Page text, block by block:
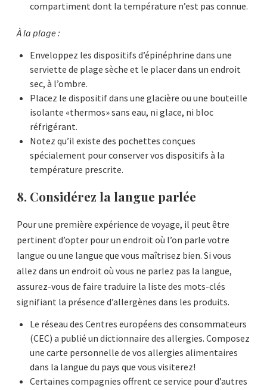
compartiment dont la température n’est pas connue.
À la plage :
Enveloppez les dispositifs d’épinéphrine dans une
serviette de plage sèche et le placer dans un endroit
sec, à l’ombre.
Placez le dispositif dans une glacière ou une bouteille
isolante «thermos» sans eau, ni glace, ni bloc
réfrigérant.
Notez qu’il existe des pochettes conçues
spécialement pour conserver vos dispositifs à la
température prescrite.
8. Considérez la langue parlée
Pour une première expérience de voyage, il peut être
pertinent d’opter pour un endroit où l’on parle votre
langue ou une langue que vous maîtrisez bien. Si vous
allez dans un endroit où vous ne parlez pas la langue,
assurez-vous de faire traduire la liste des mots-clés
signifiant la présence d’allergènes dans les produits.
Le réseau des Centres européens des consommateurs
(CEC) a publié un dictionnaire des allergies. Composez
une carte personnelle de vos allergies alimentaires
dans la langue du pays que vous visiterez!
Certaines compagnies offrent ce service pour d’autres